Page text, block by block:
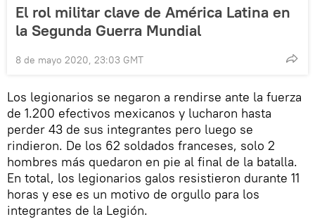
El rol militar clave de América Latina en
la Segunda Guerra Mundial
8 de mayo 2020, 23:03 GMT
Los legionarios se negaron a rendirse ante la fuerza
de 1.200 efectivos mexicanos y lucharon hasta
perder 43 de sus integrantes pero luego se
rindieron. De los 62 soldados franceses, solo 2
hombres más quedaron en pie al final de la batalla.
En total, los legionarios galos resistieron durante 11
horas y ese es un motivo de orgullo para los
integrantes de la Legión.